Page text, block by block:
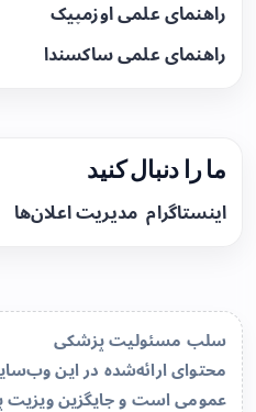
راهنمای علمی اوزمپیک
راهنمای علمی ساکسندا
ما را دنبال کنید
اینستاگرام مدیریت اعلان‌ها
سلب مسئولیت پزشکی
محتوای ارائه‌شده در این
عمومی است و جایگزین